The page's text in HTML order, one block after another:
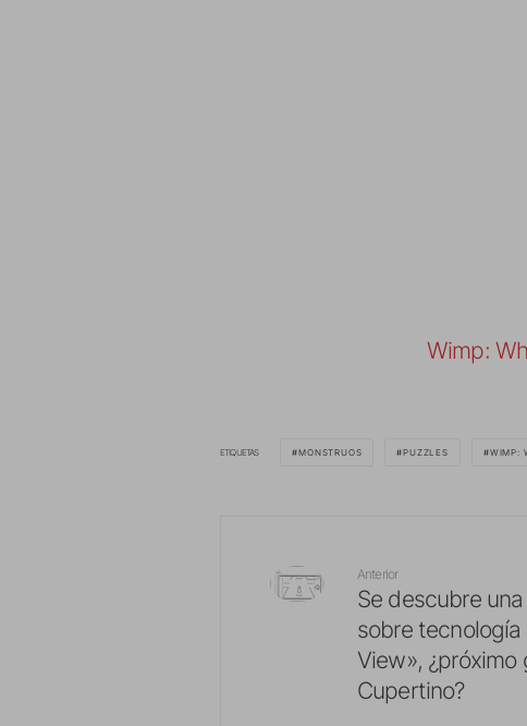
Wimp:
ETIQUETAS MONSTRUOS PUZZLES WIMP:
Anterior
Se descubre
sobre
View»,
Cupertino?